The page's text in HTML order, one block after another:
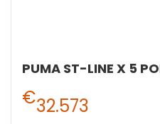
€32.573